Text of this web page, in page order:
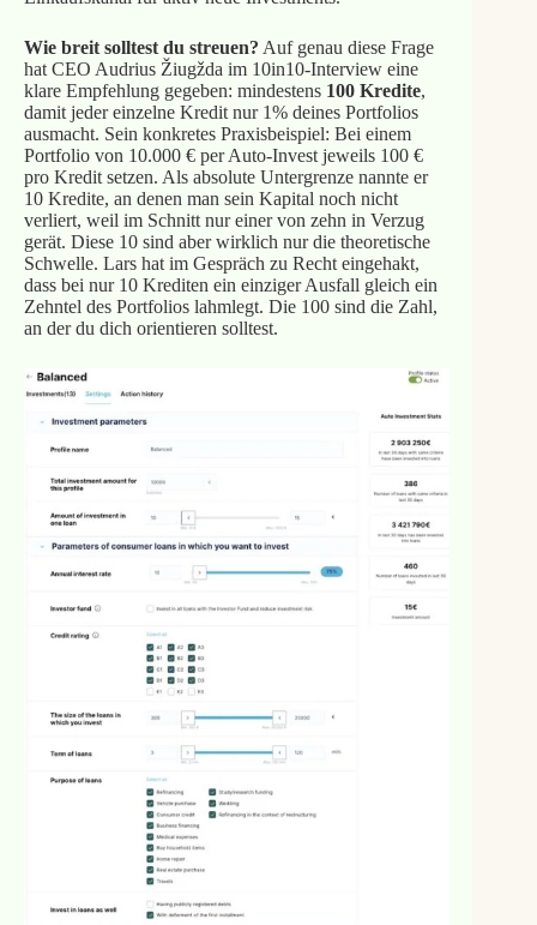
Wie breit solltest du streuen? Auf genau diese Frage
hat CEO Audrius Žiugžda im 10in10-Interview eine
klare Empfehlung gegeben: mindestens 100 Kredite,
damit jeder einzelne Kredit nur 1% deines Portfolios
ausmacht. Sein konkretes Praxisbeispiel: Bei einem
Portfolio von 10.000 € per Auto-Invest jeweils 100 €
pro Kredit setzen. Als absolute Untergrenze nannte er
10 Kredite, an denen man sein Kapital noch nicht
verliert, weil im Schnitt nur einer von zehn in Verzug
gerät. Diese 10 sind aber wirklich nur die theoretische
Schwelle. Lars hat im Gespräch zu Recht eingehakt,
dass bei nur 10 Krediten ein einziger Ausfall gleich ein
Zehntel des Portfolios lahmlegt. Die 100 sind die Zahl,
an der du dich orientieren solltest.